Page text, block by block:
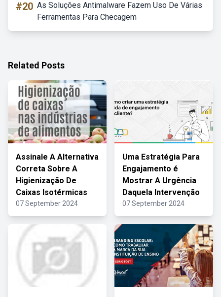
#20 As Soluções Antimalware Fazem Uso De Várias
Ferramentas Para Checagem
Related Posts
Assinale A Alternativa
Correta Sobre A
Higienização De
Caixas Isotérmicas
07 September 2024
Uma Estratégia Para
Engajamento é
Mostrar A Urgência
Daquela Intervenção
07 September 2024